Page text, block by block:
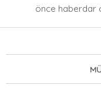
önce haberdar